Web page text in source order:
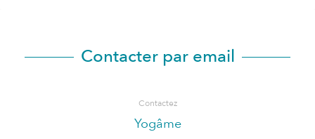
Contacter par email
Contactez
Yogâme